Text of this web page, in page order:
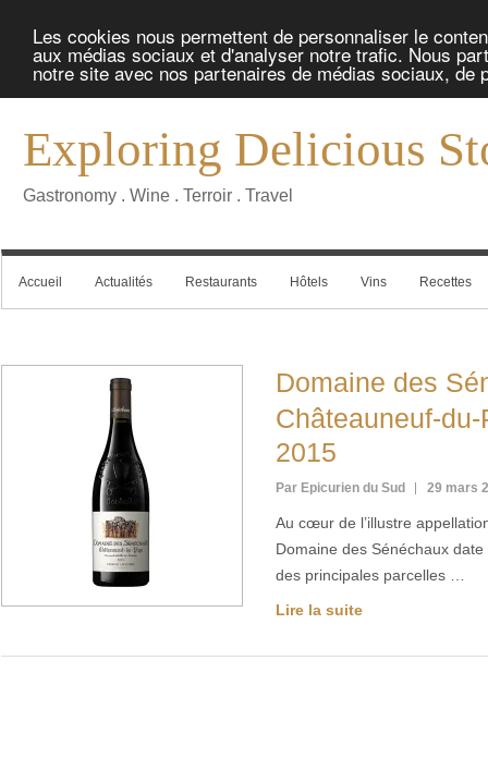
Les cookies nous permettent de personnaliser le
aux médias sociaux et d'analyser notre trafic. Nous
notre site avec nos partenaires de médias sociaux, de
Exploring Delicious
Gastronomy . Wine . Terroir . Travel
Accueil Actualités Restaurants Hôtels Vins Recettes
Domaine des
Châteauneuf-
2015
Par Epicurien du Sud 29 mars
Au cœur de l’illustre
Domaine des Sénéchaux
des principales parcelles …
Lire la suite